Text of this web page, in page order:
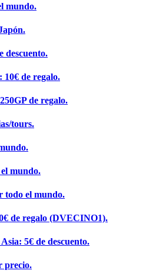
mundo.
descuento.
10€ de regalo.
de regalo.
tours.
mundo.
todo el mundo.
de regalo (DVECINO1).
5€ de descuento.
precio.